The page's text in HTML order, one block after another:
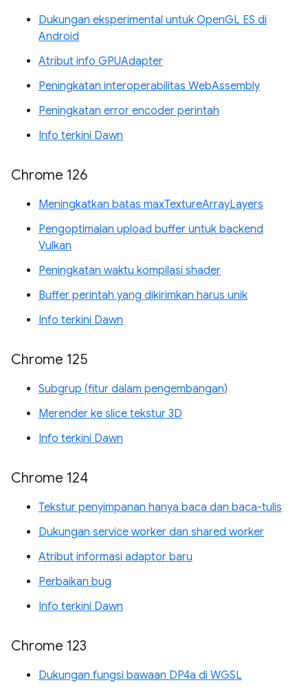
Dukungan eksperimental untuk OpenGL ES di
Android
Atribut info GPUAdapter
Peningkatan interoperabilitas WebAssembly
Peningkatan error encoder perintah
Info terkini Dawn
Chrome 126
Meningkatkan batas maxTextureArrayLayers
Pengoptimalan upload buffer untuk backend
Vulkan
Peningkatan waktu kompilasi shader
Buffer perintah yang dikirimkan harus unik
Info terkini Dawn
Chrome 125
Subgrup (fitur dalam pengembangan)
Merender ke slice tekstur 3D
Info terkini Dawn
Chrome 124
Tekstur penyimpanan hanya baca dan baca-tulis
Dukungan service worker dan shared worker
Atribut informasi adaptor baru
Perbaikan bug
Info terkini Dawn
Chrome 123
Dukungan fungsi bawaan DP4a di WGSL